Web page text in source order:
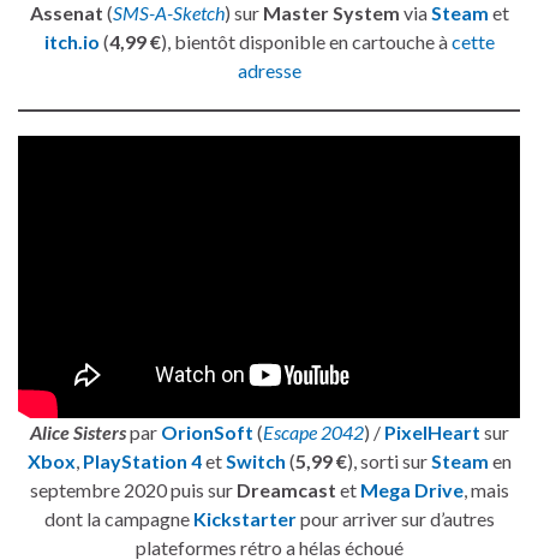
Assenat (SMS-A-Sketch) sur Master System via Steam et
itch.io (4,99 €), bientôt disponible en cartouche àcette
adresse
Alice Sisterspar OrionSoft (Escape 2042) / PixelHeart sur
Xbox, PlayStation 4etSwitch (5,99 €), sorti surSteam en
septembre 2020 puis sur Dreamcast et Mega Drive, mais
dont la campagne Kickstarterpour arriver sur d’autres
plateformes rétro a hélas échoué